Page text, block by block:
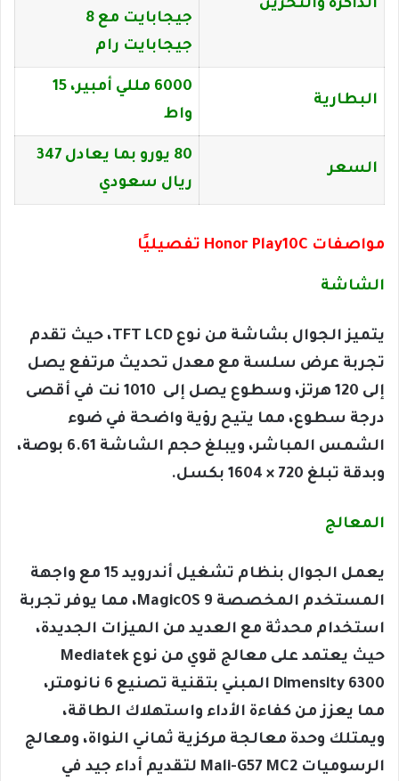
الذاكرة والتخزين
جيجابايت مع 8
جيجابايت رام
البطارية
6000 مللي أمبير، 15
واط
السعر
80 يورو بما يعادل 347
ريال سعودي
مواصفات Honor Play10C تفصيليًا
الشاشة
يتميز الجوال بشاشة من نوع TFT LCD، حيث تقدم
تجربة عرض سلسة مع معدل تحديث مرتفع يصل
إلى 120 هرتز، وسطوع يصل إلى 1010 نت في أقصى
درجة سطوع، مما يتيح رؤية واضحة في ضوء
الشمس المباشر، ويبلغ حجم الشاشة 6.61 بوصة،
وبدقة تبلغ 720 × 1604 بكسل.
المعالج
يعمل الجوال بنظام تشغيل أندرويد 15 مع واجهة
المستخدم المخصصة MagicOS 9، مما يوفر تجربة
استخدام محدثة مع العديد من الميزات الجديدة،
حيث يعتمد على معالج قوي من نوع Mediatek
Dimensity 6300 المبني بتقنية تصنيع 6 نانومتر،
مما يعزز من كفاءة الأداء واستهلاك الطاقة،
ويمتلك وحدة معالجة مركزية ثماني النواة، ومعالج
الرسوميات Mali-G57 MC2 لتقديم أداء جيد في